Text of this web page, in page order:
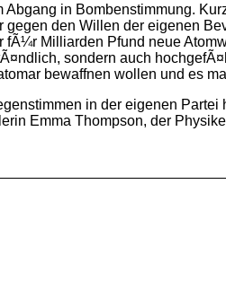
Abgang in Bombenstimmung.
gegen den Willen der eigenen
Milliarden Pfund neue
sondern auch
bewaffnen wollen und es
in der eigenen
Emma Thompson, der